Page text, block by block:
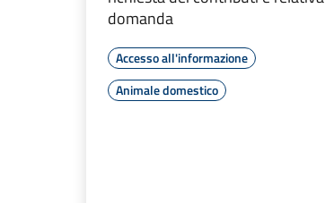
domanda
Accesso all'informazione
Animale domestico